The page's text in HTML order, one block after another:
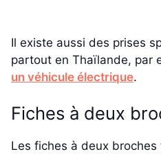
Il existe aussi des prises
partout en Thaïlande, par
un véhicule électrique.
Fiches à deux
Les fiches à deux